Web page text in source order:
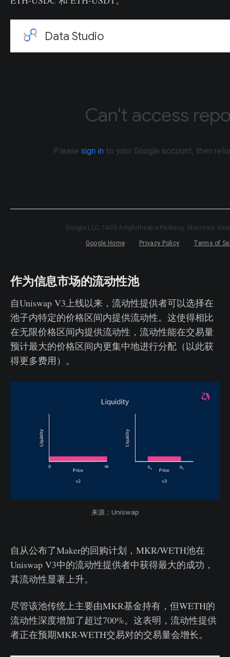
作为信息市场的流动性池
自Uniswap V3上线以来，流动性提供者可以选择在
池子内特定的价格区间内提供流动性。这使得相比
在无限价格区间内提供流动性，流动性能在交易量
预计最大的价格区间内更集中地进行分配（以此获
得更多费用）。
来源：Uniswap
自从公布了Maker的回购计划，MKR/WETH池在
Uniswap V3中的流动性提供者中获得最大的成功，
其流动性显著上升。
尽管该池传统上主要由MKR基金持有，但WETH的
流动性深度增加了超过700%。这表明，流动性提供
者正在预期MKR-WETH交易对的交易量会增长。